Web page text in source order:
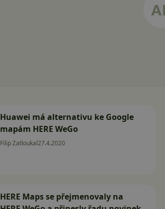
Huawei má alternativu ke Google
mapám HERE WeGo
Filip Zatloukal27.4.2020
HERE Maps se přejmenovaly na